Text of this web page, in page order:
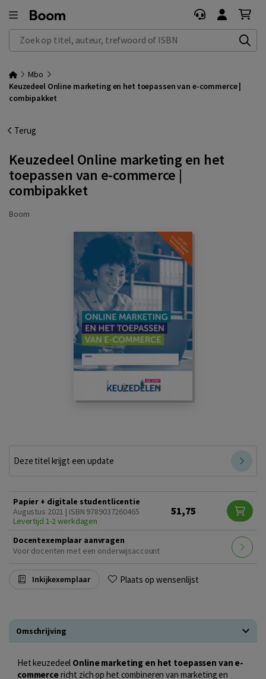
Zoek op titel, auteur, trefwoord of ISBN
Mbo
Keuzedeel Online marketing en het toepassen van e-commerce |
combipakket
Terug
Keuzedeel Online marketing en het
toepassen van e-commerce |
combipakket
Boom
Deze titel krijgt een update
Papier + digitale studentlicentie
Augustus 2021 | ISBN 9789037260465
Levertijd 1-2 werkdagen
51,75
Docentexemplaar aanvragen
Voor docenten met een onderwijsaccount
Inkijkexemplaar Plaats op wensenlijst
Omschrijving
Het keuzedeel Online marketing en het toepassen van e-
commercericht zich op het combineren van marketing en